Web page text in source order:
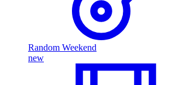
Random Weekend
new